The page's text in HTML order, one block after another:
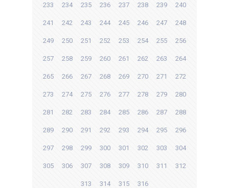
233 234 235 236 237 238 239 240
241 242 243 244 245 246 247 248
249 250 251 252 253 254 255 256
257 258 259 260 261 262 263 264
265 266 267 268 269 270 271 272
273 274 275 276 277 278 279 280
281 282 283 284 285 286 287 288
289 290 291 292 293 294 295 296
297 298 299 300 301 302 303 304
305 306 307 308 309 310 311 312
313 314 315 316